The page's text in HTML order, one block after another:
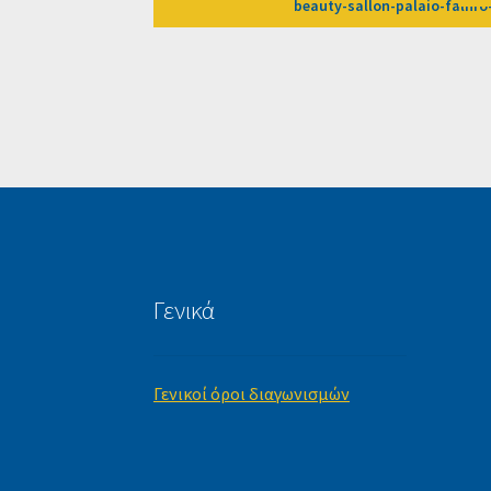
beauty-sallon-palaio-falhro-
Γενικά
Γενικοί όροι διαγωνισμών